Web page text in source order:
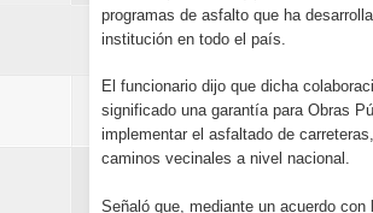
programas de asfalto que ha
institución en todo el país.
El funcionario dijo que dicha
significado una garantía para Obras
implementar el asfaltado de
caminos vecinales a nivel nacional.
Señaló que, mediante un acuerdo con